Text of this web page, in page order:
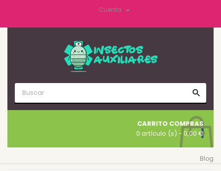
Cuenta 
search
CARRITO COMPRAS
0 artículo (s) - 0,00 €
Blog